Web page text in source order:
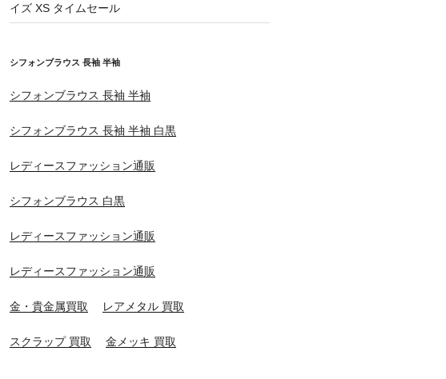
イズ XS タイムセール
シフォンブラウス 長袖 半袖
シフォンブラウス 長袖 半袖
シフォンブラウス 長袖 半袖 白黒
レディースファッション通販
シフォンブラウス 白黒
レディースファッション通販
レディースファッション通販
金・貴金属買取 レアメタル 買取
スクラップ 買取 金メッキ 買取